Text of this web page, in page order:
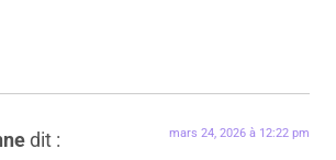
dit : mars 24, 2026 à 12:22 pm